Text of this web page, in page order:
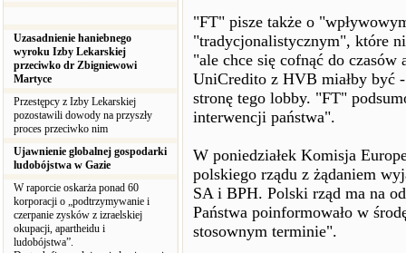
Uzasadnienie haniebnego
wyroku Izby Lekarskiej
przeciwko dr Zbigniewowi
Martyce
Przestępcy z Izby Lekarskiej
pozostawili dowody na przyszły
proces przeciwko nim
Ujawnienie globalnej gospodarki
ludobójstwa w Gazie
W raporcie oskarża ponad 60
korporacji o „podtrzymywanie i
czerpanie zysków z izraelskiej
okupacji, apartheidu i
ludobójstwa”.
"FT" pisze także o
"tradycjonalistycznym", które
"ale chce się cofnąć do
UniCredito z HVB miałby być
stronę tego lobby. "FT"
interwencji państwa".
W poniedziałek Komisja
polskiego rządu z żądaniem
SA i BPH. Polski rząd ma na
Państwa poinformowało w
stosownym terminie".